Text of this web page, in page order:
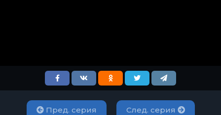
Пред. серия След. серия